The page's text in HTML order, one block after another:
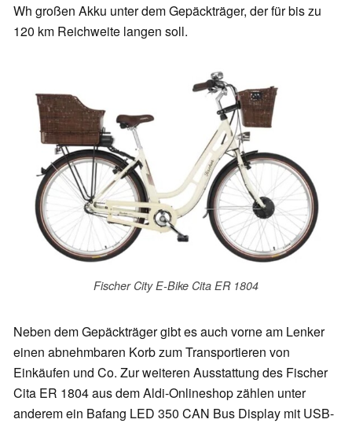
Wh großen Akku unter dem Gepäckträger, der für bis zu
120 km Reichweite langen soll.
Fischer City E-Bike Cita ER 1804
Neben dem Gepäckträger gibt es auch vorne am Lenker
einen abnehmbaren Korb zum Transportieren von
Einkäufen und Co. Zur weiteren Ausstattung des Fischer
Cita ER 1804 aus dem Aldi-Onlineshop zählen unter
anderem ein Bafang LED 350 CAN Bus Display mit USB-